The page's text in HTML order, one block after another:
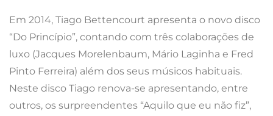
Em 2014, Tiago Bettencourt apresenta o novo disco
“Do Princípio”, contando com três colaborações de
luxo (Jacques Morelenbaum, Mário Laginha e Fred
Pinto Ferreira) além dos seus músicos habituais.
Neste disco Tiago renova-se apresentando, entre
outros, os surpreendentes “Aquilo que eu não fiz”,